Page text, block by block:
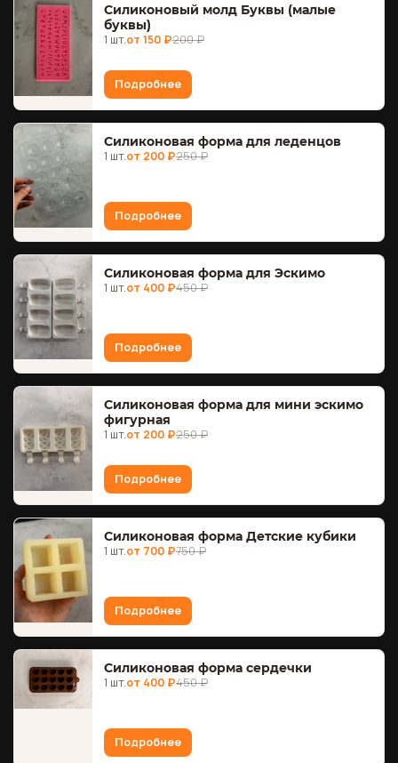
Силиконовый молд Буквы (малые
буквы)
1 шт.от 150 ₽200 ₽
Подробнее
Силиконовая форма для леденцов
1 шт.от 200 ₽250 ₽
Подробнее
Силиконовая форма для Эскимо
1 шт.от 400 ₽450 ₽
Подробнее
Силиконовая форма для мини эскимо
фигурная
1 шт.от 200 ₽250 ₽
Подробнее
Силиконовая форма Детские кубики
1 шт.от 700 ₽750 ₽
Подробнее
Силиконовая форма сердечки
1 шт.от 400 ₽450 ₽
Подробнее